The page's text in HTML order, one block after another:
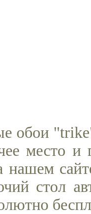
обои
место и
нашем
стол